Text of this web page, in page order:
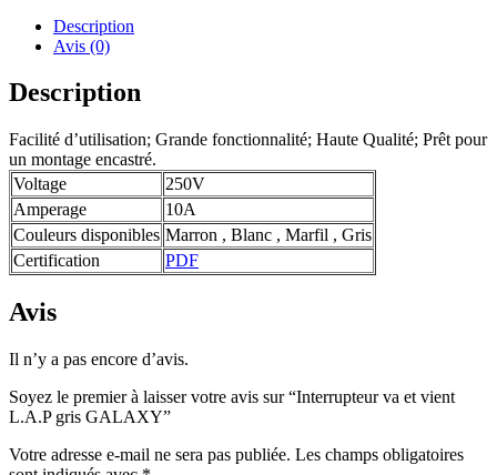
Description
Avis (0)
Description
Facilité d’utilisation; Grande fonctionnalité; Haute Qualité; Prêt pour
un montage encastré.
Voltage
250V
Amperage
10A
Couleurs disponibles Marron , Blanc , Marfil , Gris
Certification
PDF
Avis
Il n’y a pas encore d’avis.
Soyez le premier à laisser votre avis sur “Interrupteur va et vient
L.A.P gris GALAXY”
Votre adresse e-mail ne sera pas publiée. Les champs obligatoires